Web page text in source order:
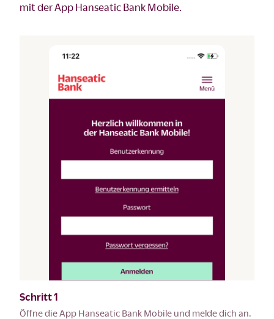
mit der App Hanseatic Bank Mobile.
Schritt 1
Öffne die App Hanseatic Bank Mobile und melde dich an.